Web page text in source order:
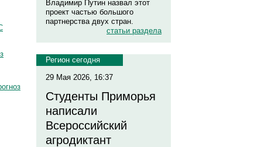
Владимир Путин назвал этот
проект частью большого
партнерства двух стран.
статьи раздела
Регион сегодня
29 Мая 2026, 16:37
Студенты Приморья
написали
Всероссийский
агродиктант